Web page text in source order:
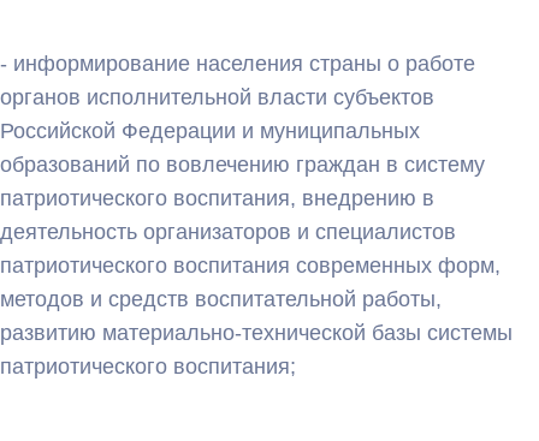
- информирование населения страны о работе
органов исполнительной власти субъектов
Российской Федерации и муниципальных
образований по вовлечению граждан в систему
патриотического воспитания, внедрению в
деятельность организаторов и специалистов
патриотического воспитания современных форм,
методов и средств воспитательной работы,
развитию материально-технической базы системы
патриотического воспитания;